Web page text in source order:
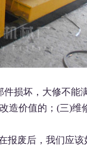
损坏，大修不能
造价值的；(三)维
废后，我们应